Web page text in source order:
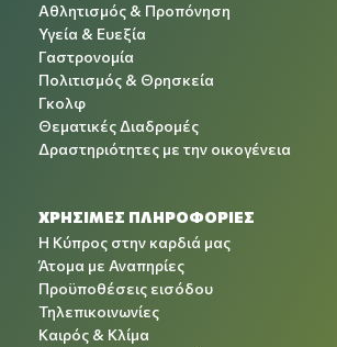
Αθλητισμός & Προπόνηση
Υγεία & Ευεξία
Γαστρονομία
Πολιτισμός & Θρησκεία
Γκολφ
Θεματικές Διαδρομές
Δραστηριότητες με την οικογένεια
ΧΡΉΣΙΜΕΣ ΠΛΗΡΟΦΟΡΊΕΣ
Η Κύπρος στην καρδιά μας
Άτομα με Αναπηρίες
Προϋποθέσεις εισόδου
Τηλεπικοινωνίες
Καιρός & Κλίμα